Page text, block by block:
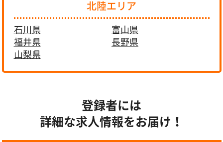
北陸エリア
石川県
富山県
福井県
長野県
山梨県
登録者には
詳細な求人情報をお届け！